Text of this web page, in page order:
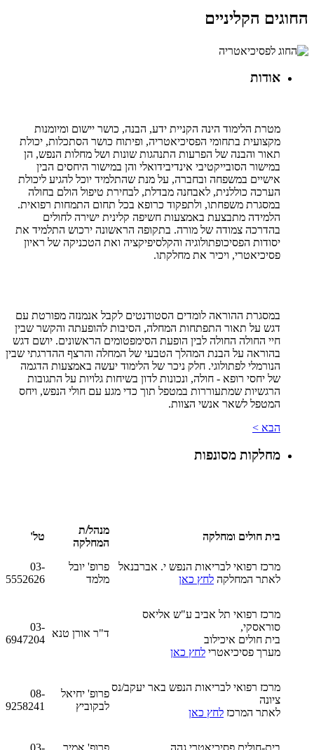
החוגים הקליניים
אודות
מטרת הלימוד הינה הקניית ידע, הבנה, כושר יישום ומיומנות
מקצועית בתחומי הפסיכיאטריה, ופיתוח כושר הסתכלות, יכולת
תאור והבנה של הפרעות התנהגות שונות ושל מחלות הנפש, הן
במישור הסובייקטיבי אינדיבידואלי והן במישור היחסים הבין
אישיים במשפחה ובחברה, על מנת שהתלמיד יוכל להגיע ליכולת
הערכה כוללנית, לאבחנה מבדלת, לבחירת טיפול הולם בחולה
במסגרת משפחתו, ולתפקוד כרופא בכל תחום התמחות רפואית.
הלמידה מתבצעת באמצעות חשיפה קלינית ישירה לחולים
בהדרכה צמודה של מורה. בתקופה הראשונה ירכוש התלמיד את
יסודות הפסיכופתולוגיה והקלסיפיקציה ואת הטכניקה של ראיון
פסיכיאטרי, ויכיר את מחלקתו.
במסגרת ההוראה לומדים הסטודנטים לקבל אנמנזה מפורטת עם
דגש על תאור התפתחות המחלה, הסיבות להופעתה והקשר שבין
חיי החולה החולה לבין הופעת הסימפטומים הראשונים. יושם דגש
בהוראה על הבנת המהלך הטבעי של המחלה והרצף ההדרגתי שבין
הנורמלי לפתולוגי. חלק ניכר של הלימוד יעשה באמצעות הדגמה
של יחסי רופא - חולה, ונכונות לדון בשיחות גלויות על התגובות
הרגשיות שמתעוררות במטפל תוך כדי מגע עם חולי הנפש, ויחס
המטפל לשאר אנשי הצוות.
הבא >
מחלקות מסונפות
בית חולים ומחלקה
מנהל/ת
המחלקה
טל'
מרכז רפואי לבריאות הנפש י. אברבנאל
לאתר המחלקה לחץ כאן
פרופ' יובל
מלמד
03-
5552626
מרכז רפואי תל אביב ע"ש אליאס
סוראסקי,
בית חולים איכילוב
מערך פסיכיאטרי לחץ כאן
ד"ר אורן טנא
03-
6947204
מרכז רפואי לבריאות הנפש באר יעקב/נס
ציונה
לאתר המרכז לחץ כאן
פרופ' יחיאל
לבקוביץ
08-
9258241
בית-חולים פסיכיאטרי גהה
פרופ' אמיר
03-